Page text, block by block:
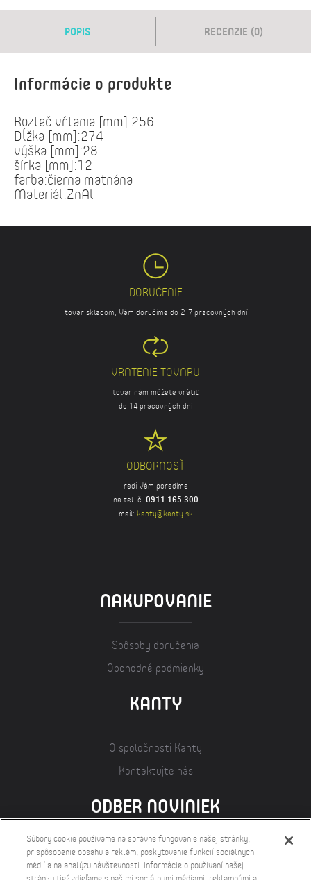
POPIS RECENZIE (0)
Informácie o produkte
Rozteč vŕtania [mm]:256
Dĺžka [mm]:274
výška [mm]:28
šírka [mm]:12
farba:čierna matnána
Materiál:ZnAl
DORUČENIE
tovar skladom, Vám doručíme do 2-7 pracovných dní
VRATENIE TOVARU
tovar nám môžete vrátiť
do 14 pracovných dní
ODBORNOSŤ
radi Vám poradíme
na tel. č. 0911 165 300
mail: kanty@kanty.sk
NAKUPOVANIE
Spôsoby doručenia
Obchodné podmienky
KANTY
O spoločnosti Kanty
Kontaktujte nás
ODBER NOVINIEK
Súbory cookie používame na správne fungovanie našej stránky,
prispôsobenie obsahu a reklám, poskytovanie funkcií sociálnych
médií a na analýzu návštevnosti. Informácie o používaní našej